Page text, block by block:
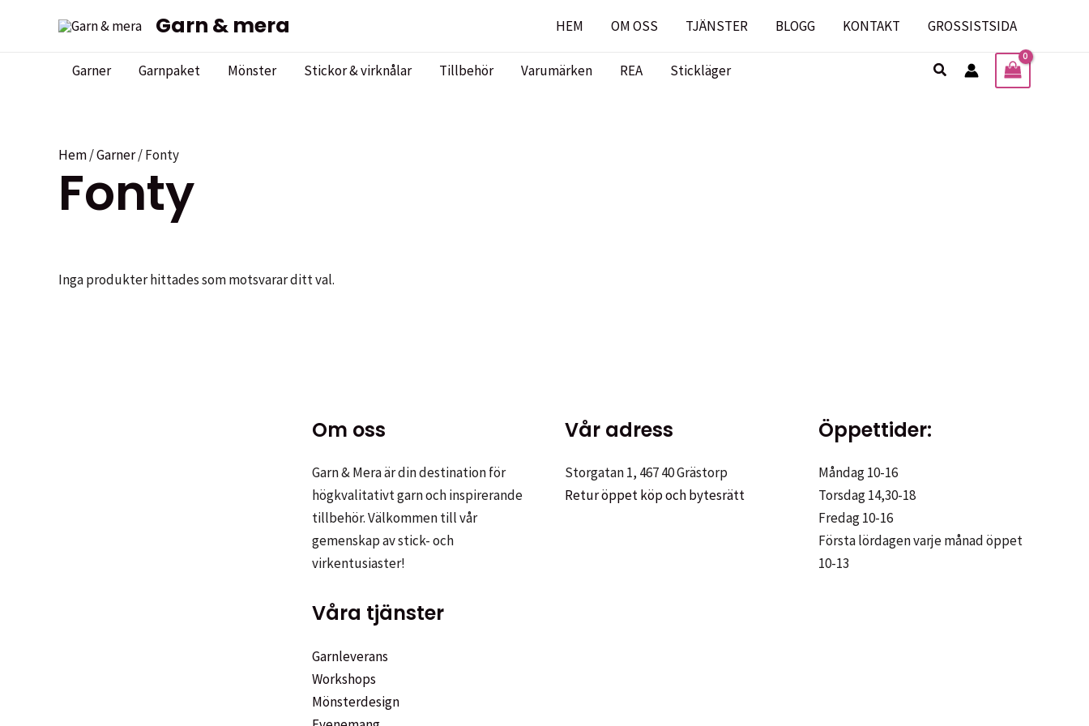
Garn & mera HEM OM OSS TJÄNSTER BLOGG KONTAKT GROSSISTSIDA
Garner Garnpaket Mönster Stickor & virknålar Tillbehör Varumärken REA Stickläger Sök
Hem/Garner/ Fonty
Fonty
Inga produkter hittades som motsvarar ditt val.
Om oss
Garn & Mera är din destination för
högkvalitativt garn och inspirerande
tillbehör. Välkommen till vår
gemenskap av stick- och
virkentusiaster!
Våra tjänster
Garnleverans
Workshops
Mönsterdesign
Vår adress
Storgatan 1, 467 40 Grästorp
Retur öppet köp och bytesrätt
Öppettider:
Måndag 10-16
Torsdag 14,30-18
Fredag 10-16
Första lördagen varje månad öppet
10-13